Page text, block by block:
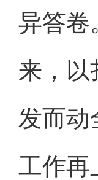
异答卷
来，以
发而动
工作再